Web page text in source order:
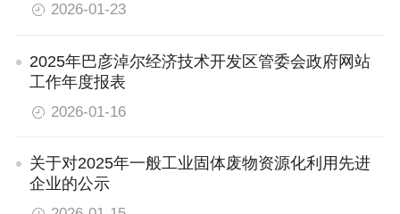
2026-01-23
2025年巴彦淖尔经济技术开发区管委会政府网站
工作年度报表
2026-01-16
关于对2025年一般工业固体废物资源化利用先进
企业的公示